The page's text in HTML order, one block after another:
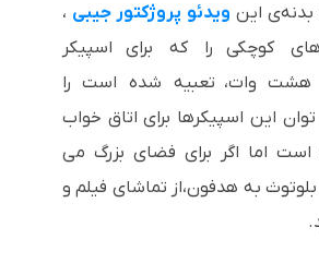
این ویدئو پروژکتور جیبی ،
کوچکی را که برای اسپیکر
هشت وات، تعبیه شده است را
این اسپیکرها برای اتاق خواب
اما اگر برای فضای بزرگ می
بلوتوث به هدفون،از تماشای فیلم و